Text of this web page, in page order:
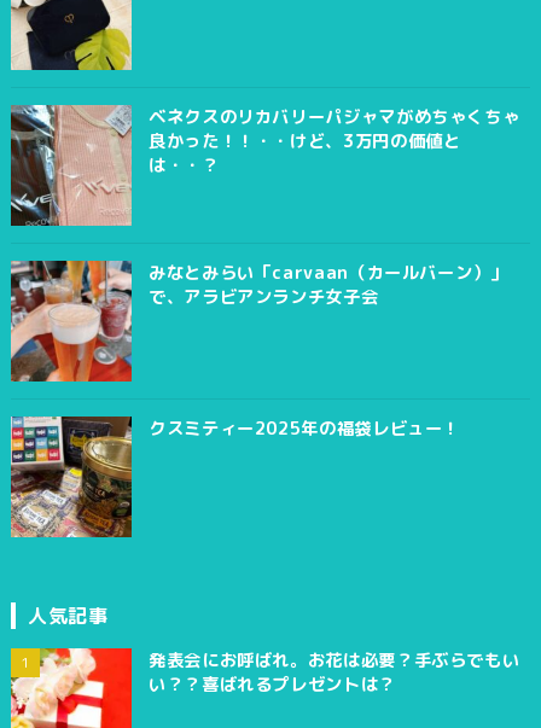
ベネクスのリカバリーパジャマがめちゃくちゃ
良かった！！・・けど、3万円の価値と
は・・？
みなとみらい「carvaan（カールバーン）」
で、アラビアンランチ女子会
クスミティー2025年の福袋レビュー！
人気記事
発表会にお呼ばれ。お花は必要？手ぶらでもい
い？？喜ばれるプレゼントは？